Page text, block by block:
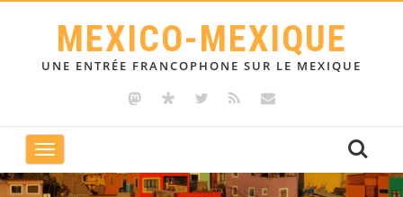
MEXICO-MEXIQUE
UNE ENTRÉE FRANCOPHONE SUR LE MEXIQUE
Toggle
navigation